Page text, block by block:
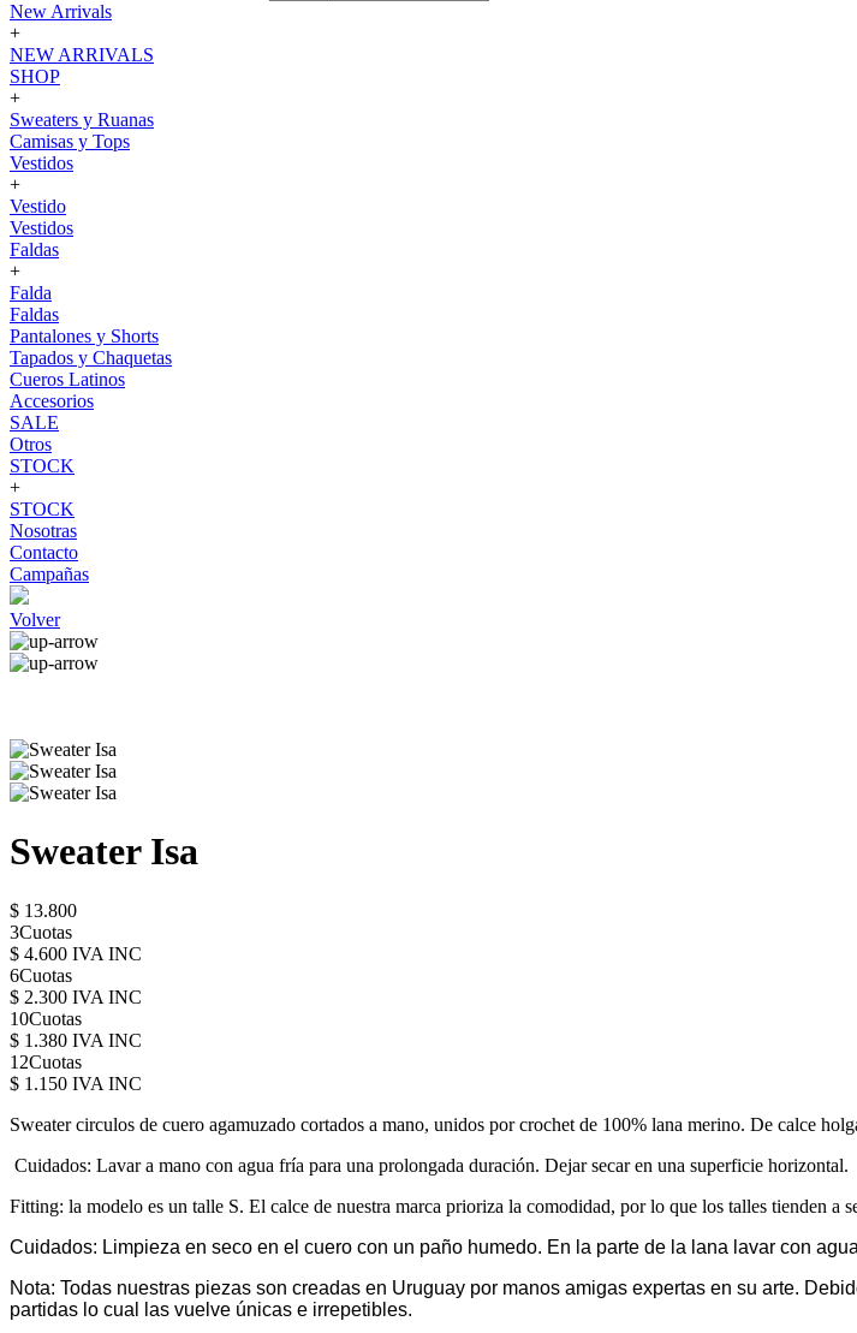
New Arrivals
+
NEW ARRIVALS
SHOP
+
Sweaters y Ruanas
Camisas y Tops
Vestidos
+
Vestido
Vestidos
Faldas
+
Falda
Faldas
Pantalones y Shorts
Tapados y Chaquetas
Cueros Latinos
Accesorios
SALE
Otros
STOCK
+
STOCK
Nosotras
Contacto
Campañas
Volver
Sweater Isa
$ 13.800
3Cuotas
$ 4.600 IVA INC
6Cuotas
$ 2.300 IVA INC
10Cuotas
$ 1.380 IVA INC
12Cuotas
$ 1.150 IVA INC
Sweater circulos de cuero agamuzado cortados a mano, unidos por crochet de 100% lana merino. De calce
Cuidados: Lavar a mano con agua fría para una prolongada duración. Dejar secar en una superficie horizontal.
Fitting: la modelo es un talle S. El calce de nuestra marca prioriza la comodidad, por lo que los talles tienden a
Cuidados: Limpieza en seco en el cuero con un paño humedo. En la parte de la lana lavar con
Nota: Todas nuestras piezas son creadas en Uruguay por manos amigas expertas en su arte.
partidas lo cual las vuelve únicas e irrepetibles.